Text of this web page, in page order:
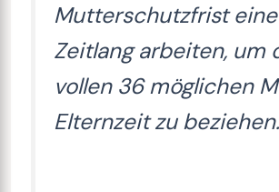
Mutterschutzfrist eine
Zeitlang arbeiten, um
vollen 36 möglichen
Elternzeit zu beziehen.